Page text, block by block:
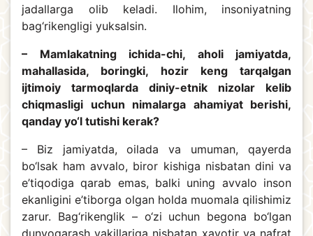
jadallarga olib keladi. Ilohim, insoniyatning
bag‘rikengligi yuksalsin.
– Mamlakatning ichida-chi, aholi jamiyatda,
mahallasida, boringki, hozir keng tarqalgan
ijtimoiy tarmoqlarda diniy-etnik nizolar kelib
chiqmasligi uchun nimalarga ahamiyat berishi,
qanday yo‘l tutishi kerak?
– Biz jamiyatda, oilada va umuman, qayerda
bo‘lsak ham avvalo, biror kishiga nisbatan dini va
e’tiqodiga qarab emas, balki uning avvalo inson
ekanligini e’tiborga olgan holda muomala qilishimiz
zarur. Bag‘rikenglik – o‘zi uchun begona bo‘lgan
dunyoqarash vakillariga nisbatan xavotir va nafrat